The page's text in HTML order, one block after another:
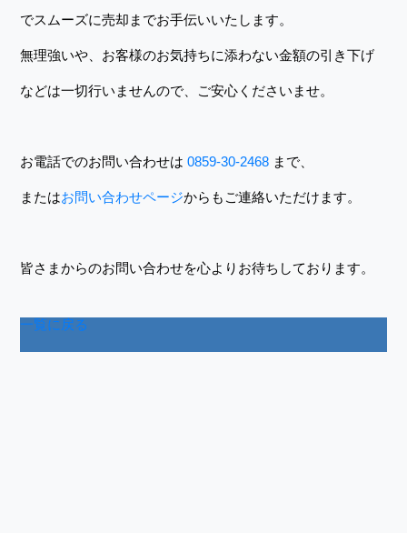
でスムーズに売却までお手伝いいたします。
無理強いや、お客様のお気持ちに添わない金額の引き下げ
などは一切行いませんので、ご安心くださいませ。
お電話でのお問い合わせは0859-30-2468 まで、
またはお問い合わせページからもご連絡いただけます。
皆さまからのお問い合わせを心よりお待ちしております。
一覧に戻る